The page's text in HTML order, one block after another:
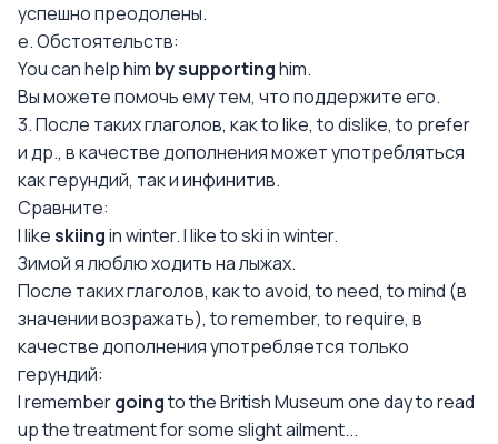
успешно преодолены.
e. Обстоятельств:
You can help him by supportinghim.
Вы можете помочь ему тем, что поддержите его.
3. После таких глаголов, как to like, to dislike, to prefer
и др., в качестве дополнения может употребляться
как герундий, так и инфинитив.
Сравните:
I likeskiingin winter. I like to ski in winter.
Зимой я люблю ходить на лыжах.
После таких глаголов, как to avoid, to need, to mind (в
значении возражать), to remember, to require, в
качестве дополнения употребляется только
герундий:
I remembergoingto the British Museum one day to read
up the treatment for some slight ailment...